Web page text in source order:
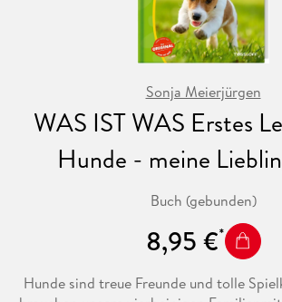
Sonja Meierjürgen
WAS IST WAS Erstes
Hunde - meine
Buch (gebunden)
8,95 €
Hunde sind treue Freunde und tolle